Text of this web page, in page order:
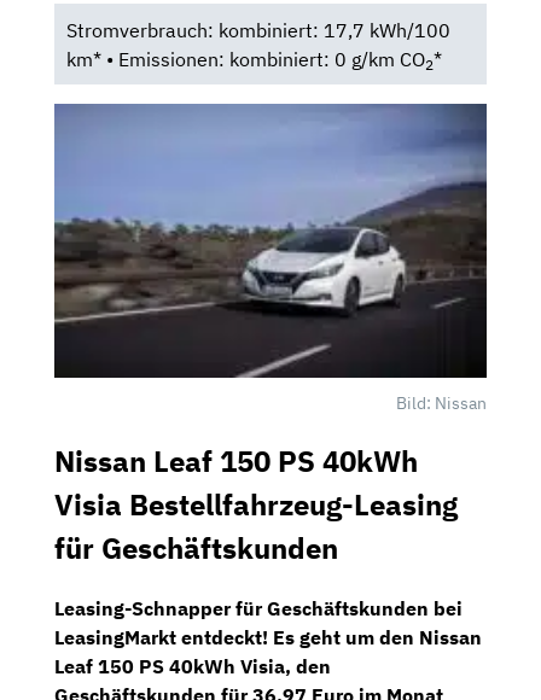
Stromverbrauch: kombiniert: 17,7 kWh/100
km* • Emissionen: kombiniert: 0 g/km CO2*
Bild: Nissan
Nissan Leaf 150 PS 40kWh
Visia Bestellfahrzeug-Leasing
für Geschäftskunden
Leasing-Schnapper für Geschäftskunden bei
LeasingMarkt entdeckt! Es geht um den Nissan
Leaf 150 PS 40kWh Visia, den